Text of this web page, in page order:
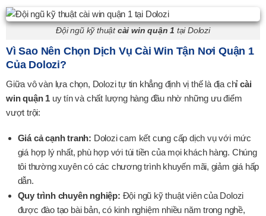
Đội ngũ kỹ thuật cài win quận 1 tại Dolozi
Vì Sao Nên Chọn Dịch Vụ Cài Win Tận Nơi Quận 1
Của Dolozi?
Giữa vô vàn lựa chọn, Dolozi tự tin khẳng định vị thế là địa chỉcài
win quận 1 uy tín và chất lượng hàng đầu nhờ những ưu điểm
vượt trội:
Giá cả cạnh tranh: Dolozi cam kết cung cấp dịch vụ với mức
giá hợp lý nhất, phù hợp với túi tiền của mọi khách hàng. Chúng
tôi thường xuyên có các chương trình khuyến mãi, giảm giá hấp
dẫn.
Quy trình chuyên nghiệp: Đội ngũ kỹ thuật viên của Dolozi
được đào tạo bài bản, có kinh nghiệm nhiều năm trong nghề,